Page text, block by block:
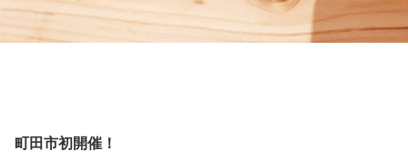
町田市初開催！